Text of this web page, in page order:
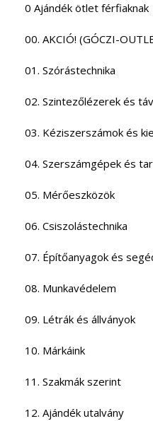
0 Ajándék ötlet férfiaknak
00. AKCIÓ! (GÓCZI-
01. Szórástechnika
02. Szintezőlézerek és
03. Kéziszerszámok és
04. Szerszámgépek és
05. Mérőeszközök
06. Csiszolástechnika
07. Építőanyagok és
08. Munkavédelem
09. Létrák és állványok
10. Márkáink
11. Szakmák szerint
12. Ajándék utalvány